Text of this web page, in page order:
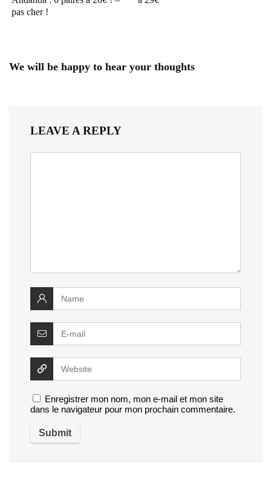
pas cher !
We will be happy to hear your thoughts
LEAVE A REPLY
Enregistrer mon nom, mon e-mail et mon site
dans le navigateur pour mon prochain commentaire.